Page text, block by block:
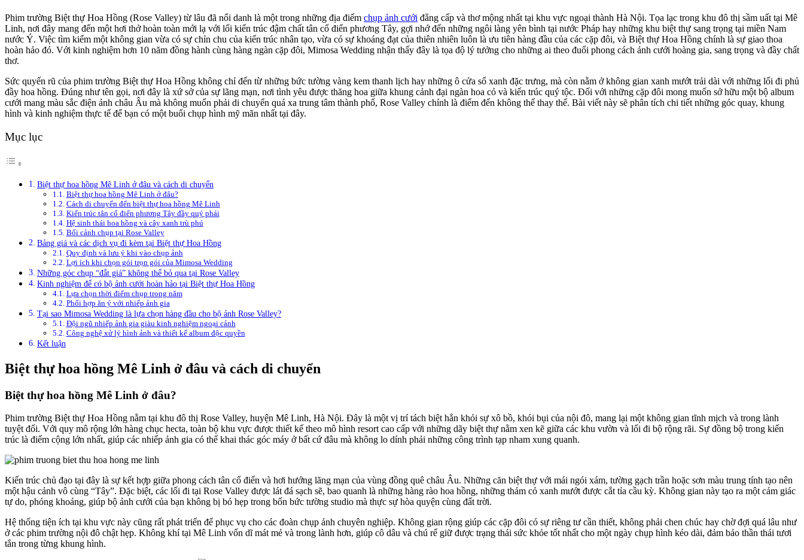
Phim trường Biệt thự Hoa Hồng (Rose Valley) từ lâu đã nổi danh là một trong những địa điểm chụp ảnh cưới đẳng cấp và thơ mộng nhất tại khu vực ngoại thành Hà Nội. Tọa lạc trong khu đô thị sầm uất tại Mê
Linh, nơi đây mang đến một hơi thở hoàn toàn mới lạ với lối kiến trúc đậm chất tân cổ điển phương Tây, gợi nhớ đến những ngôi làng yên bình tại nước Pháp hay những khu biệt thự sang trọng tại miền Nam
nước Ý. Việc tìm kiếm một không gian vừa có sự chỉn chu của kiến trúc nhân tạo, vừa có sự khoáng đạt của thiên nhiên luôn là ưu tiên hàng đầu của các cặp đôi, và Biệt thự Hoa Hồng chính là sự giao thoa
hoàn hảo đó. Với kinh nghiệm hơn 10 năm đồng hành cùng hàng ngàn cặp đôi, Mimosa Wedding nhận thấy đây là tọa độ lý tưởng cho những ai theo đuổi phong cách ảnh cưới hoàng gia, sang trọng và đầy chất
thơ.
Sức quyến rũ của phim trường Biệt thự Hoa Hồng không chỉ đến từ những bức tường vàng kem thanh lịch hay những ô cửa sổ xanh đặc trưng, mà còn nằm ở không gian xanh mướt trải dài với những lối đi phủ
đầy hoa hồng. Đúng như tên gọi, nơi đây là xứ sở của sự lãng mạn, nơi tình yêu được thăng hoa giữa khung cảnh đại ngàn hoa cỏ và kiến trúc quý tộc. Đối với những cặp đôi mong muốn sở hữu một bộ album
cưới mang màu sắc điện ảnh châu Âu mà không muốn phải di chuyển quá xa trung tâm thành phố, Rose Valley chính là điểm đến không thể thay thế. Bài viết này sẽ phân tích chi tiết những góc quay, khung
hình và kinh nghiệm thực tế để bạn có một buổi chụp hình mỹ mãn nhất tại đây.
Mục lục
Biệt thự hoa hồng Mê Linh ở đâu và cách di chuyển
Biệt thự hoa hồng Mê Linh ở đâu?
Cách di chuyển đến biệt thự hoa hồng Mê Linh
Kiến trúc tân cổ điển phương Tây đầy quý phái
Hệ sinh thái hoa hồng và cây xanh trù phú
Bối cảnh chụp tại Rose Valley
Bảng giá và các dịch vụ đi kèm tại Biệt thự Hoa Hồng
Quy định và lưu ý khi vào chụp ảnh
Lợi ích khi chọn gói trọn gói của Mimosa Wedding
Những góc chụp “đắt giá” không thể bỏ qua tại Rose Valley
Kinh nghiệm để có bộ ảnh cưới hoàn hảo tại Biệt thự Hoa Hồng
Lựa chọn thời điểm chụp trong năm
Phối hợp ăn ý với nhiếp ảnh gia
Tại sao Mimosa Wedding là lựa chọn hàng đầu cho bộ ảnh Rose Valley?
Đội ngũ nhiếp ảnh gia giàu kinh nghiệm ngoại cảnh
Công nghệ xử lý hình ảnh và thiết kế album độc quyền
Kết luận
Biệt thự hoa hồng Mê Linh ở đâu và cách di chuyển
Biệt thự hoa hồng Mê Linh ở đâu?
Phim trường Biệt thự Hoa Hồng nằm tại khu đô thị Rose Valley, huyện Mê Linh, Hà Nội. Đây là một vị trí tách biệt hẳn khỏi sự xô bồ, khói bụi của nội đô, mang lại một không gian tĩnh mịch và trong lành
tuyệt đối. Với quy mô rộng lớn hàng chục hecta, toàn bộ khu vực được thiết kế theo mô hình resort cao cấp với những dãy biệt thự nằm xen kẽ giữa các khu vườn và lối đi bộ rộng rãi. Sự đồng bộ trong kiến
trúc là điểm cộng lớn nhất, giúp các nhiếp ảnh gia có thể khai thác góc máy ở bất cứ đâu mà không lo dính phải những công trình tạp nham xung quanh.
Kiến trúc chủ đạo tại đây là sự kết hợp giữa phong cách tân cổ điển và hơi hướng lãng mạn của vùng đồng quê châu Âu. Những căn biệt thự với mái ngói xám, tường gạch trần hoặc sơn màu trung tính tạo nên
một hậu cảnh vô cùng “Tây”. Đặc biệt, các lối đi tại Rose Valley được lát đá sạch sẽ, bao quanh là những hàng rào hoa hồng, những thảm cỏ xanh mướt được cắt tỉa cầu kỳ. Không gian này tạo ra một cảm giác
tự do, phóng khoáng, giúp bộ ảnh cưới của bạn không bị bó hẹp trong bốn bức tường studio mà thực sự hòa quyện cùng đất trời.
Hệ thống tiện ích tại khu vực này cũng rất phát triển để phục vụ cho các đoàn chụp ảnh chuyên nghiệp. Không gian rộng giúp các cặp đôi có sự riêng tư cần thiết, không phải chen chúc hay chờ đợi quá lâu như
ở các phim trường nội đô chật hẹp. Không khí tại Mê Linh vốn dĩ mát mẻ và trong lành hơn, giúp cô dâu và chú rể giữ được trạng thái sức khỏe tốt nhất cho một ngày chụp hình kéo dài, đảm bảo thần thái tươi
tắn trong từng khung hình.